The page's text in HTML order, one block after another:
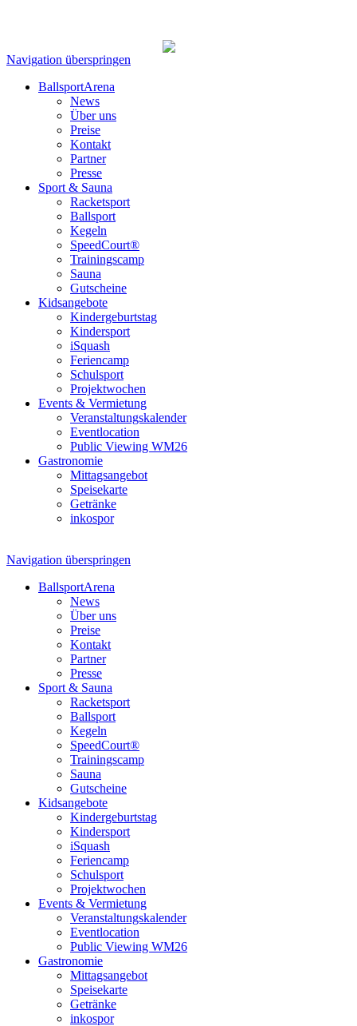
Navigation überspringen
BallsportArena
News
Über uns
Preise
Kontakt
Partner
Presse
Sport & Sauna
Racketsport
Ballsport
Kegeln
SpeedCourt®
Trainingscamp
Sauna
Gutscheine
Kidsangebote
Kindergeburtstag
Kindersport
iSquash
Feriencamp
Schulsport
Projektwochen
Events & Vermietung
Veranstaltungskalender
Eventlocation
Public Viewing WM26
Gastronomie
Mittagsangebot
Speisekarte
Getränke
inkospor
Navigation überspringen
BallsportArena
News
Über uns
Preise
Kontakt
Partner
Presse
Sport & Sauna
Racketsport
Ballsport
Kegeln
SpeedCourt®
Trainingscamp
Sauna
Gutscheine
Kidsangebote
Kindergeburtstag
Kindersport
iSquash
Feriencamp
Schulsport
Projektwochen
Events & Vermietung
Veranstaltungskalender
Eventlocation
Public Viewing WM26
Gastronomie
Mittagsangebot
Speisekarte
Getränke
inkospor